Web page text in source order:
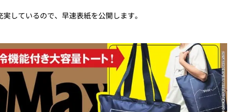
しているので、早速表紙を公開します。